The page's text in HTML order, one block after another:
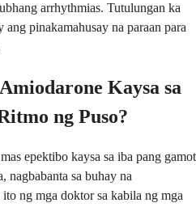
arrhythmias. Tutulungan ka
pinakamahusay na paraan para
Kaysa sa
ng Puso?
epektibo kaysa sa iba pang gamot
nagbabanta sa buhay na
ng mga doktor sa kabila ng mga